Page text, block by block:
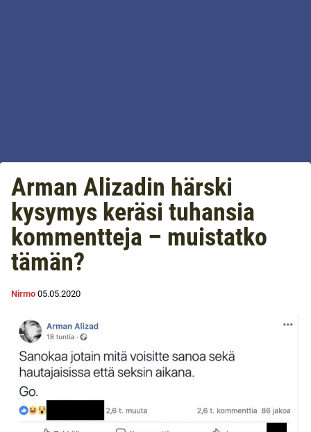
Arman Alizadin härski
kysymys keräsi tuhansia
kommentteja – muistatko
tämän?
Nirmo 05.05.2020